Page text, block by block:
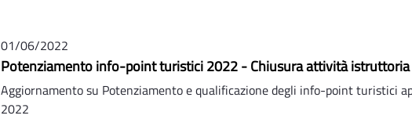
01/06/2022
Potenziamento info-point turistici 2022 - Chiusura attività istruttoria
Aggiornamento su Potenziamento e qualificazione degli info-point turistici
2022